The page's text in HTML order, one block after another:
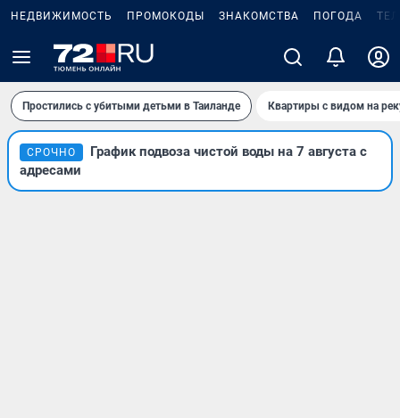
НЕДВИЖИМОСТЬ ПРОМОКОДЫ ЗНАКОМСТВА ПОГОДА
Простились с убитыми детьми в Таиланде Квартиры с видом на
СРОЧНО
График подвоза чистой воды на 7 августа с
адресами